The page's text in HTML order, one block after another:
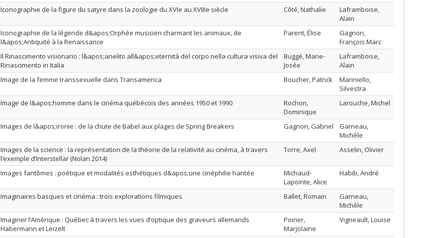
Iconographie de la figure du satyre dans la zoologie du XVIe au XVIIIe siècle Côté, Nathalie
Laframboise,
Alain
Iconographie de la légende d&apos;Orphée musicien charmant les animaux, de
l&apos;Antiquité à la Renaissance
Parent, Élise
Gagnon,
François Marc
Il Rinascimento visionario : l&apos;anelito all&apos;eternità del corpo nella cultura visiva del
Rinascimento in Italia
Buggè, Marie-
Josée
Laframboise,
Alain
Image de la femme transsexuelle dans Transamerica Boucher, Patrick
Mariniello,
Silvestra
Image de l&apos;homme dans le cinéma québécois des années 1950 et 1990
Rochon,
Dominique
Larouche, Michel
Images de l&apos;ironie : de la chute de Babel aux plages de Spring Breakers Gagnon, Gabriel
Garneau,
Michèle
Images de la science : la représentation de la théorie de la relativité au cinéma, à travers
l’exemple d’Interstellar (Nolan 2014)
Torre, Axel Asselin, Olivier
Images fantômes : poétique et modalités esthétiques d&apos;une cinéphilie hantée
Michaud-
Lapointe, Alice
Habib, André
Imaginaires basques et cinéma : trois explorations filmiques Ballet, Romain
Garneau,
Michèle
Imaginer l’Amérique : Québec à travers les vues d’optique des graveurs allemands
Habermann et Leizelt
Poirier,
Marjolaine
Vigneault, Louise